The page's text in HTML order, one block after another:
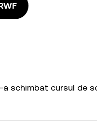
a schimbat cursul de